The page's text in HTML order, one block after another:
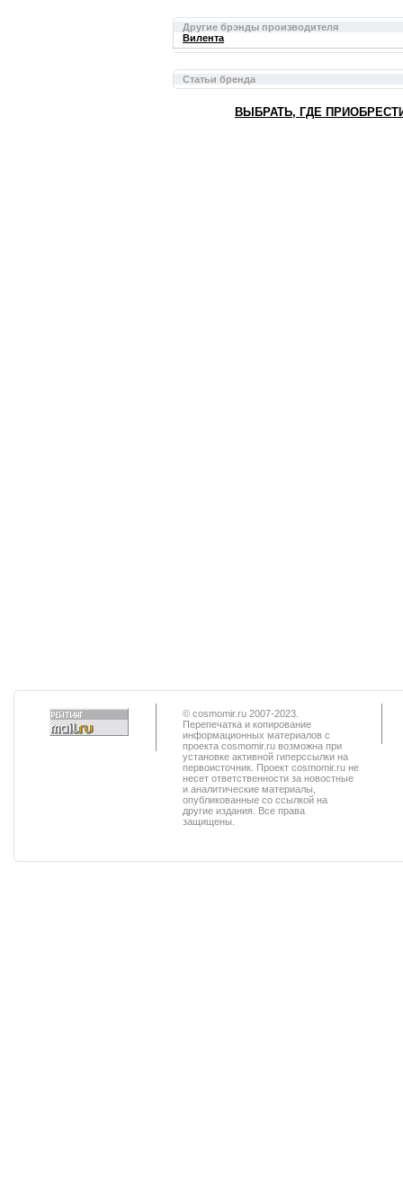
Другие брэнды производителя
Вилента
Статьи бренда
ВЫБРАТЬ, ГДЕ
© cosmomir.ru 2007-2023.
Перепечатка и копирование
информационных материалов с
проекта cosmomir.ru возможна при
установке активной гиперссылки на
первоисточник. Проект cosmomir.ru не
несет ответственности за новостные
и аналитические материалы,
опубликованные со ссылкой на
другие издания. Все права
защищены.